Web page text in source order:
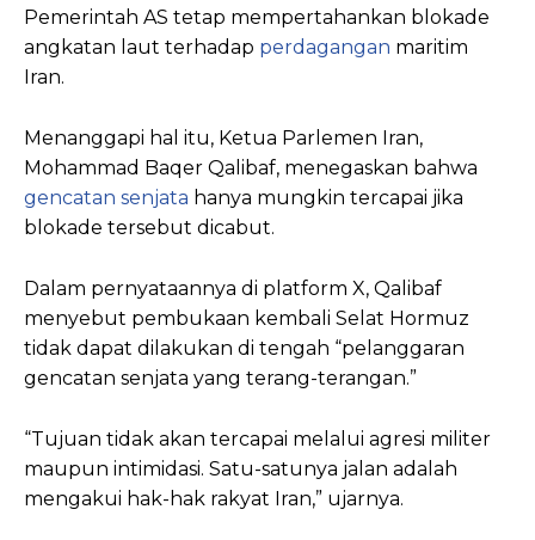
Pemerintah AS tetap mempertahankan blokade
angkatan laut terhadap perdagangan maritim
Iran.
Menanggapi hal itu, Ketua Parlemen Iran,
Mohammad Baqer Qalibaf, menegaskan bahwa
gencatan senjata hanya mungkin tercapai jika
blokade tersebut dicabut.
Dalam pernyataannya di platform X, Qalibaf
menyebut pembukaan kembali Selat Hormuz
tidak dapat dilakukan di tengah “pelanggaran
gencatan senjata yang terang-terangan.”
“Tujuan tidak akan tercapai melalui agresi militer
maupun intimidasi. Satu-satunya jalan adalah
mengakui hak-hak rakyat Iran,” ujarnya.